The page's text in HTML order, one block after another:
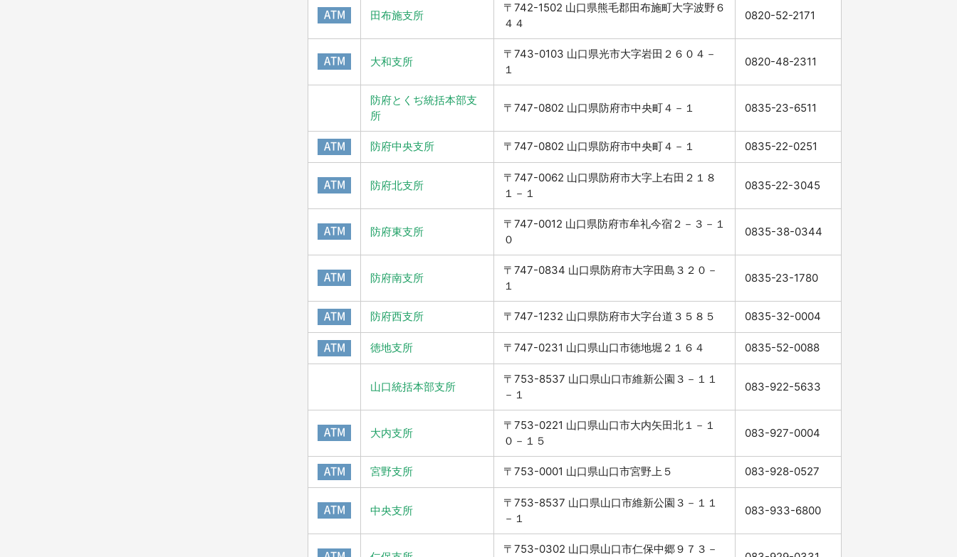
ATM 田布施支所
〒742-1502 山口県熊毛郡田布施町大字波野６
４４
0820-52-2171
ATM 大和支所
〒743-0103 山口県光市大字岩田２６０４－
１
0820-48-2311
防府とくぢ統括本部支
所
〒747-0802 山口県防府市中央町４－１ 0835-23-6511
ATM 防府中央支所 〒747-0802 山口県防府市中央町４－１ 0835-22-0251
ATM 防府北支所
〒747-0062 山口県防府市大字上右田２１８
１－１
0835-22-3045
ATM 防府東支所
〒747-0012 山口県防府市牟礼今宿２－３－１
０
0835-38-0344
ATM 防府南支所
〒747-0834 山口県防府市大字田島３２０－
１
0835-23-1780
ATM 防府西支所 〒747-1232 山口県防府市大字台道３５８５ 0835-32-0004
ATM 徳地支所 〒747-0231 山口県山口市徳地堀２１６４ 0835-52-0088
山口統括本部支所
〒753-8537 山口県山口市維新公園３－１１
－１
083-922-5633
ATM 大内支所
〒753-0221 山口県山口市大内矢田北１－１
０－１５
083-927-0004
ATM 宮野支所 〒753-0001 山口県山口市宮野上５ 083-928-0527
ATM 中央支所
〒753-8537 山口県山口市維新公園３－１１
－１
083-933-6800
〒753-0302 山口県山口市仁保中郷９７３－